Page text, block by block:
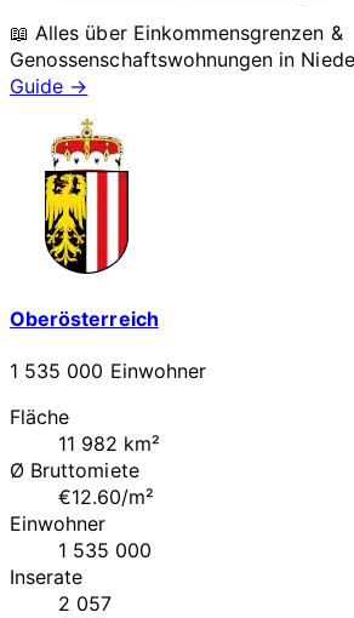
📖 Alles über Einkommensgrenzen &
Genossenschaftswohnungen in
Guide →
Oberösterreich
1 535 000 Einwohner
Fläche
11 982 km²
Ø Bruttomiete
€12.60/m²
Einwohner
1 535 000
Inserate
2 057